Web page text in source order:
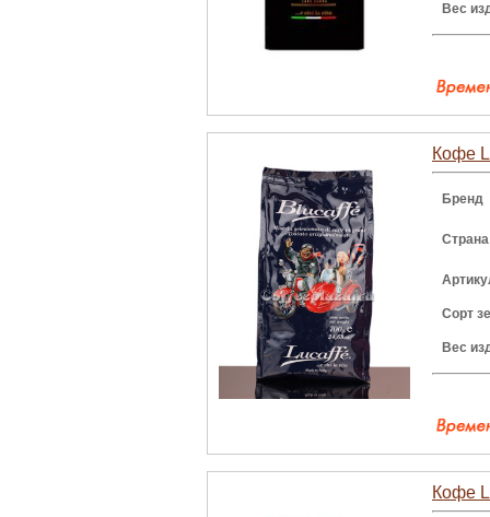
Вес
Кофе
Бренд
Сорт
Вес
Кофе